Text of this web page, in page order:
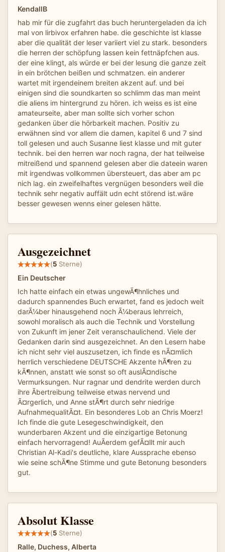
KendallB
hab mir für die zugfahrt das buch heruntergeladen da ich
mal von lirbivox erfahren habe. die geschichte ist klasse
aber die qualität der leser variiert viel zu stark. besonders
die herren der schöpfung lassen kein fettnäpfchen aus.
der eine klingt, als würde er bei der lesung die ganze zeit
in ein brötchen beißen und schmatzen. ein anderer
wartet mit irgendeinem breiten akzent auf. und bei
einigen sind die soundkarten so schlimm das man meint
die aliens im hintergrund zu hören. ich weiss es ist eine
amateurseite, aber man sollte sich vorher schon
gedanken über die hörbarkeit machen. Positiv zu
erwähnen sind vor allem die damen, kapitel 6 und 7 sind
toll gelesen und auch Susanne liest klasse und mit guter
technik. bei den herren war noch ragna, der hat teilweise
mitreißend und spannend gelesen aber die dateein waren
mit irgendwas vollkommen übersteuert, das aber am pc
nich lag. ein zweifelhaftes vergnügen besonders weil die
technik sehr negativ auffält udn echt störend ist.wäre
besser gewesen wenns einer gelesen hätte.
Ausgezeichnet
(5 Sterne)
Ein Deutscher
Ich hatte einfach ein etwas ungewÃ¶hnliches und
dadurch spannendes Buch erwartet, fand es jedoch weit
darÃ¼ber hinausgehend noch Ã¼beraus lehrreich,
sowohl moralisch als auch die Technik und Vorstellung
von Zukunft im jener Zeit veranschaulichend. Viele der
Gedanken darin sind ausgezeichnet. An den Lesern habe
ich nicht sehr viel auszusetzen, ich finde es nÃ¤mlich
herrlich verschiedene DEUTSCHE Akzente hÃ¶ren zu
kÃ¶nnen, anstatt wie sonst so oft auslÃ¤ndische
Vermurksungen. Nur ragnar und dendrite werden durch
ihre Ãbertreibung teilweise etwas nervend und
Ã¤rgerlich, und Anne stÃ¶rt durch sehr niedrige
AufnahmequalitÃ¤t. Ein besonderes Lob an Chris Moerz!
Ich finde die gute Lesegeschwindigkeit, den
wunderbaren Akzent und die einzigartige Betonung
einfach hervorragend! AuÃerdem gefÃ¤llt mir auch
Christian Al-Kadi's deutliche, klare Aussprache ebenso
wie seine schÃ¶ne Stimme und gute Betonung besonders
gut.
Absolut Klasse
(5 Sterne)
Ralle, Duchess, Alberta